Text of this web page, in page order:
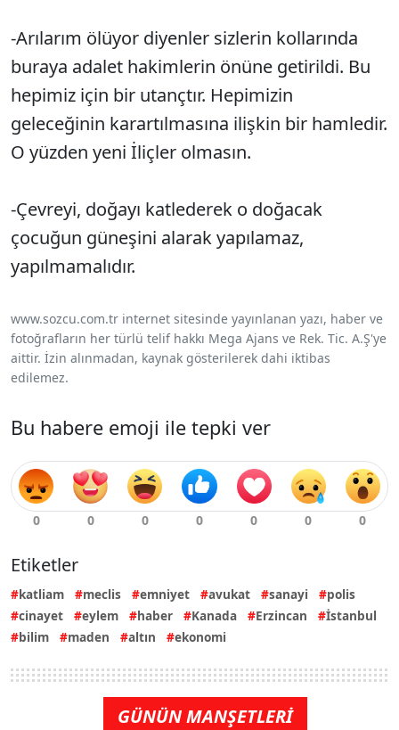
-Arılarım ölüyor diyenler sizlerin kollarında
buraya adalet hakimlerin önüne getirildi. Bu
hepimiz için bir utançtır. Hepimizin
geleceğinin karartılmasına ilişkin bir hamledir.
O yüzden yeni İliçler olmasın.
-Çevreyi, doğayı katlederek o doğacak
çocuğun güneşini alarak yapılamaz,
yapılmamalıdır.
www.sozcu.com.tr internet sitesinde yayınlanan yazı, haber ve
fotoğrafların her türlü telif hakkı Mega Ajans ve Rek. Tic. A.Ş'ye
aittir. İzin alınmadan, kaynak gösterilerek dahi iktibas
edilemez.
Bu habere emoji ile tepki ver
Etiketler
katliam meclis emniyet avukat sanayi
polis
cinayet
eylem haber Kanada Erzincan
İstanbul
bilim
maden altın ekonomi
GÜNÜN MANŞETLERİ